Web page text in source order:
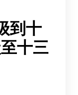
到十
十三